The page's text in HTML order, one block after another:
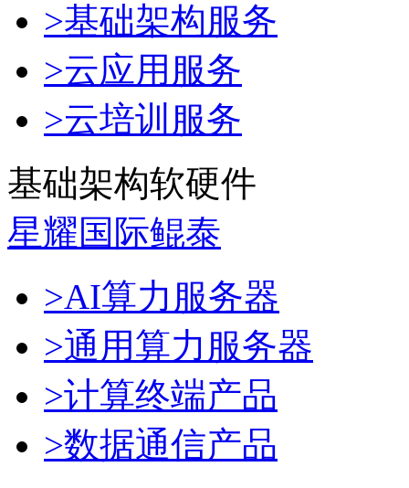
>基础架构服务
>云应用服务
>云培训服务
基础架构软硬件
星耀国际鲲泰
>AI算力服务器
>通用算力服务器
>计算终端产品
>数据通信产品